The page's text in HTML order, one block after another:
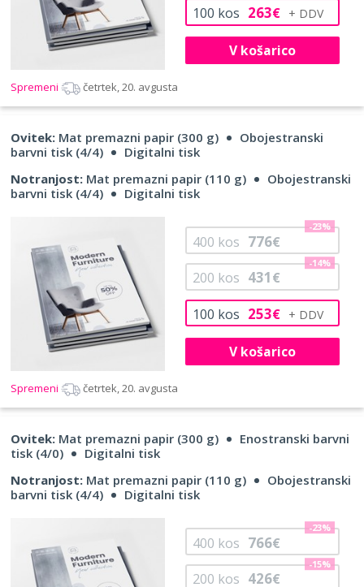
100 kos 263€
V košarico
Spremeni četrtek, 20. avgusta
Ovitek: Mat premazni papir (300 g)
Obojestranski
barvni tisk (4/4)
Digitalni tisk
Notranjost: Mat premazni papir (110 g)
Obojestranski
barvni tisk (4/4)
Digitalni tisk
100 kos 253€
200 kos 431€
-14%
400 kos 776€
-23%
V košarico
Spremeni četrtek, 20. avgusta
Ovitek: Mat premazni papir (300 g)
Enostranski barvni
tisk (4/0)
Digitalni tisk
Notranjost: Mat premazni papir (110 g)
Obojestranski
barvni tisk (4/4)
Digitalni tisk
200 kos 426€
-15%
400 kos 766€
-23%